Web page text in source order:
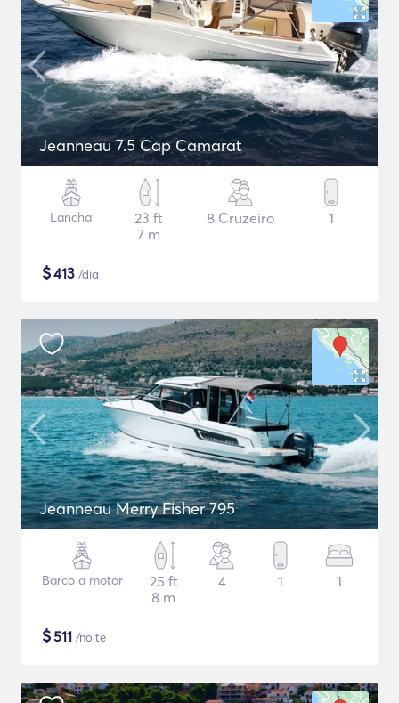
Jeanneau 7.5 Cap Camarat
Lancha
23 ft
7 m
8 Cruzeiro 1
$413 /dia
Jeanneau Merry Fisher 795
Barco a motor
25 ft
8 m
4 1 1
$511 /noite